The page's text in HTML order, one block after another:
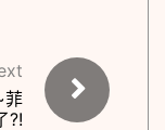
菲
?!